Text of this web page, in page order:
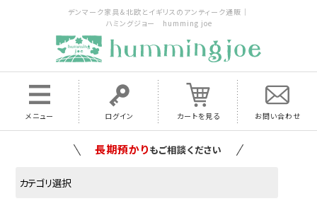
デンマーク家具＆北欧とイギリスのアンティーク通販｜
ハミングジョー humming joe
メニュー ログイン カートを見る お問い合わせ
家具の配送料は全国当店で負担いたします